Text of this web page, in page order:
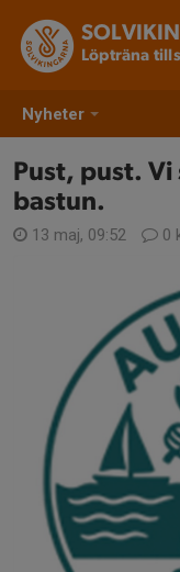
Nyheter
Löpträna
Pust, pust.
bastun.
13 maj, 09:52 0